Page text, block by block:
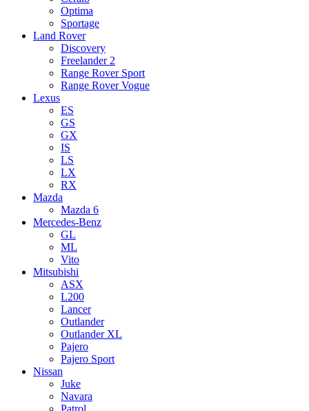
Optima
Sportage
Land Rover
Discovery
Freelander 2
Range Rover Sport
Range Rover Vogue
Lexus
ES
GS
GX
IS
LS
LX
RX
Mazda
Mazda 6
Mercedes-Benz
GL
ML
Vito
Mitsubishi
ASX
L200
Lancer
Outlander
Outlander XL
Pajero
Pajero Sport
Nissan
Juke
Navara
Patrol